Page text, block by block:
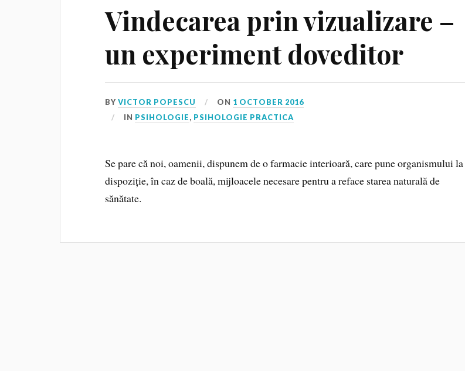
Vindecarea prin vizualizare –
un experiment doveditor
BYVICTOR POPESCU ON 1 OCTOBER 2016
IN PSIHOLOGIE, PSIHOLOGIE PRACTICA
Se pare că noi, oamenii, dispunem de o farmacie interioară, care pune organismului la
dispoziție, în caz de boală, mijloacele necesare pentru a reface starea naturală de
sănătate.